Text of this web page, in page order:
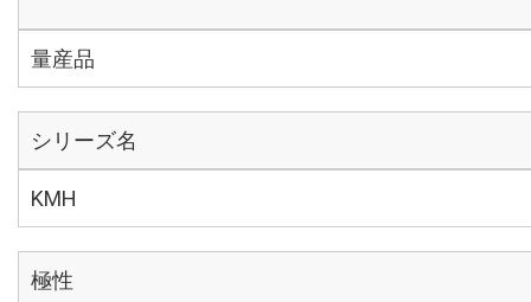
量産品
シリーズ名
KMH
極性